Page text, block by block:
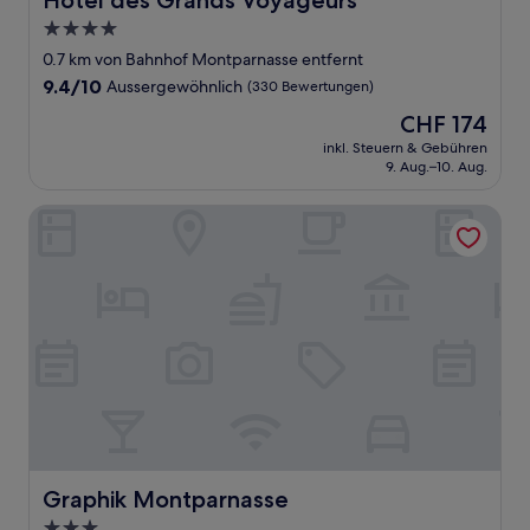
4.0-
Sterne-
Unterkunft
0.7 km von Bahnhof Montparnasse entfernt
9.4
9.4/10 Aussergewöhnlich (330 Bewertungen)
Der
Preis
beträgt
CHF 174
inkl. Steuern & Gebühren
9. Aug.–10. Aug.
Graphik Montparnasse
Graphik Montparnasse